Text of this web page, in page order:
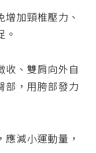
加頸椎壓力、
收、雙肩向外自
部，用胯部發力
減小運動量，